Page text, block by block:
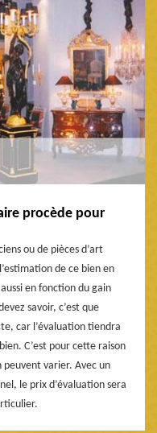
procède pour
ou de pièces d’art
de ce bien en
en fonction du gain
savoir, c’est que
car l’évaluation tiendra
C’est pour cette raison
varier. Avec un
le prix d’évaluation sera